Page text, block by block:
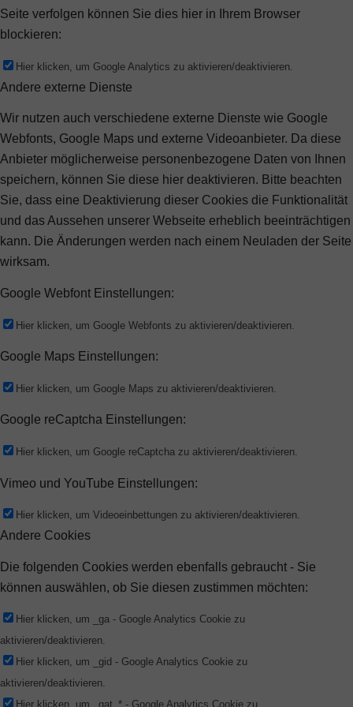
Seite verfolgen können Sie dies hier in Ihrem Browser
blockieren:
Hier klicken, um Google Analytics zu aktivieren/deaktivieren.
Andere externe Dienste
Wir nutzen auch verschiedene externe Dienste wie Google
Webfonts, Google Maps und externe Videoanbieter. Da diese
Anbieter möglicherweise personenbezogene Daten von Ihnen
speichern, können Sie diese hier deaktivieren. Bitte beachten
Sie, dass eine Deaktivierung dieser Cookies die Funktionalität
und das Aussehen unserer Webseite erheblich beeinträchtigen
kann. Die Änderungen werden nach einem Neuladen der Seite
wirksam.
Google Webfont Einstellungen:
Hier klicken, um Google Webfonts zu aktivieren/deaktivieren.
Google Maps Einstellungen:
Hier klicken, um Google Maps zu aktivieren/deaktivieren.
Google reCaptcha Einstellungen:
Hier klicken, um Google reCaptcha zu aktivieren/deaktivieren.
Vimeo und YouTube Einstellungen:
Hier klicken, um Videoeinbettungen zu aktivieren/deaktivieren.
Andere Cookies
Die folgenden Cookies werden ebenfalls gebraucht - Sie
können auswählen, ob Sie diesen zustimmen möchten:
Hier klicken, um _ga - Google Analytics Cookie zu
aktivieren/deaktivieren.
Hier klicken, um _gid - Google Analytics Cookie zu
aktivieren/deaktivieren.
Hier klicken, um _gat_* - Google Analytics Cookie zu